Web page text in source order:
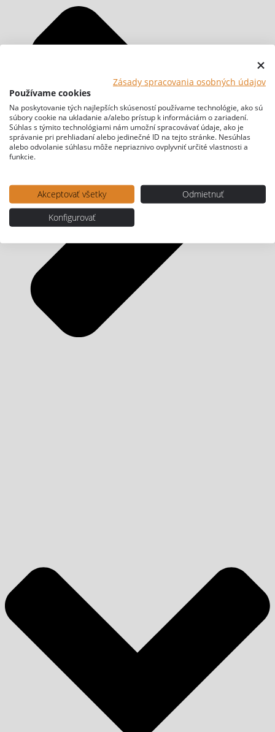
Zásady spracovania osobných údajov
Používame cookies
Na poskytovanie tých najlepších skúseností používame technológie, ako sú
súbory cookie na ukladanie a/alebo prístup k informáciám o zariadení.
Súhlas s týmito technológiami nám umožní spracovávať údaje, ako je
správanie pri prehliadaní alebo jedinečné ID na tejto stránke. Nesúhlas
alebo odvolanie súhlasu môže nepriaznivo ovplyvniť určité vlastnosti a
funkcie.
Akceptovať všetky
Odmietnuť
Konfigurovať